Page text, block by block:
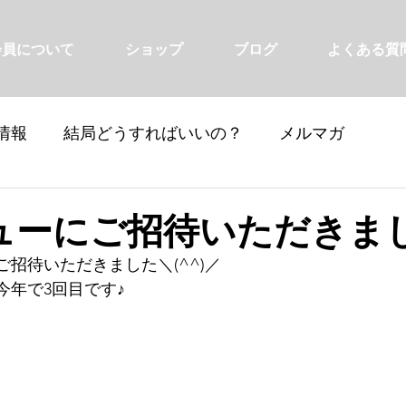
について ショップ ブログ よくある質
報 結局どうすればいいの？ メルマガ
ーにご招待いただきま
招待いただきました＼(^^)／
年で3回目です♪